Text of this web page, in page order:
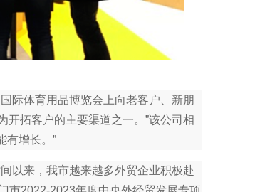
体育用品博览会上向老客户、新朋
开拓客户的主要渠道之一。”该公司相
有增长。”
以来，我市越来越多外贸企业积极赴